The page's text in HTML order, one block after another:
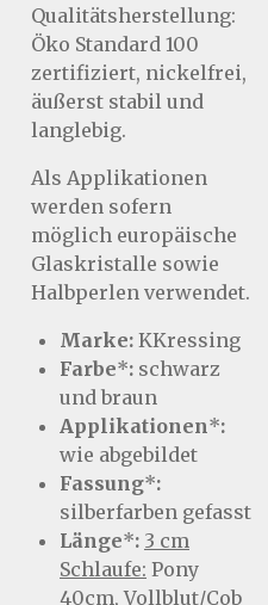
Qualitätsherstellung:
Öko Standard 100
zertifiziert, nickelfrei,
äußerst stabil und
langlebig.
Als Applikationen
werden sofern
möglich europäische
Glaskristalle sowie
Halbperlen verwendet.
Marke: KKressing
Farbe*: schwarz
und braun
Applikationen*:
wie abgebildet
Fassung*:
silberfarben gefasst
Länge*: 3 cm
Schlaufe: Pony
40cm, Vollblut/Cob